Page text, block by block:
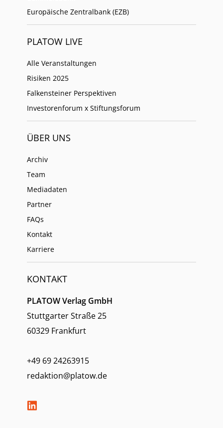
Europäische Zentralbank (EZB)
PLATOW LIVE
Alle Veranstaltungen
Risiken 2025
Falkensteiner Perspektiven
Investorenforum x Stiftungsforum
ÜBER UNS
Archiv
Team
Mediadaten
Partner
FAQs
Kontakt
Karriere
KONTAKT
PLATOW Verlag GmbH
Stuttgarter Straße 25
60329 Frankfurt
+49 69 24263915
redaktion@platow.de